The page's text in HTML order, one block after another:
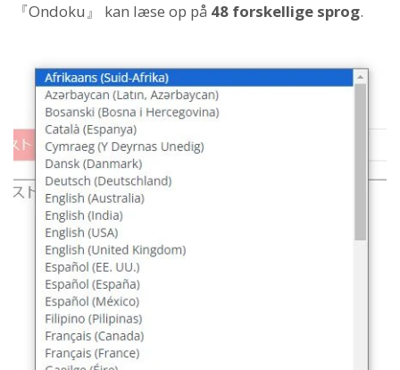
『Ondoku』 kan læse op på 48 forskellige sprog.